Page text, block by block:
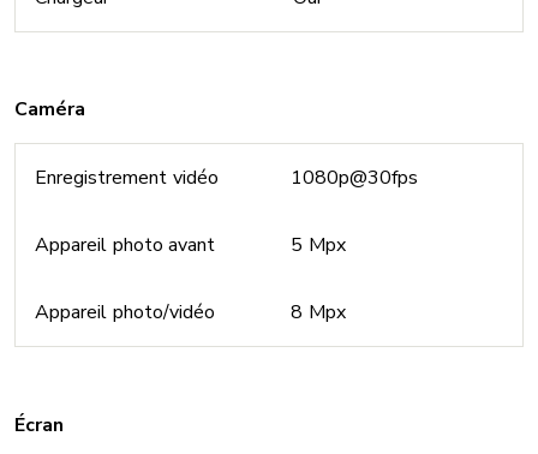
Caméra
Enregistrement vidéo 1080p@30fps
Appareil photo avant 5 Mpx
Appareil photo/vidéo 8 Mpx
Écran